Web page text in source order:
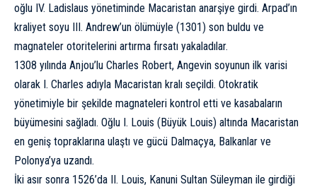
oğlu IV. Ladislaus yönetiminde Macaristan anarşiye girdi. Arpad’ın
kraliyet soyu III. Andrew’un ölümüyle (1301) son buldu ve
magnateler otoritelerini artırma fırsatı yakaladılar.
1308 yılında Anjou’lu Charles Robert, Angevin soyunun ilk varisi
olarak I. Charles adıyla Macaristan kralı seçildi. Otokratik
yönetimiyle bir şekilde magnateleri kontrol etti ve kasabaların
büyümesini sağladı. Oğlu I. Louis (Büyük Louis) altında Macaristan
en geniş topraklarına ulaştı ve gücü Dalmaçya, Balkanlar ve
Polonya’ya uzandı.
İki asır sonra 1526’da II. Louis, Kanuni Sultan Süleyman ile girdiği